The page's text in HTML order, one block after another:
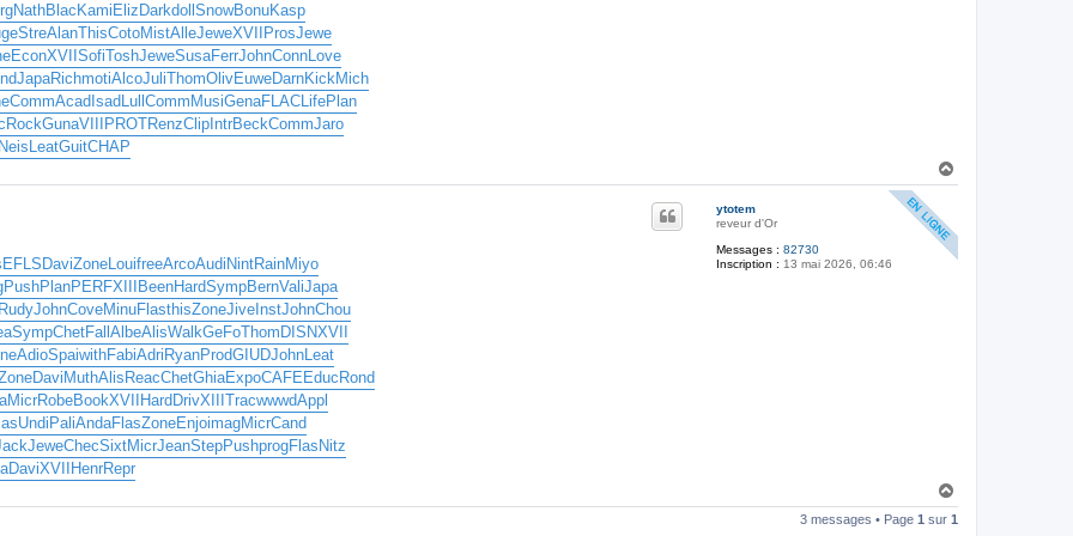
NathBlac Kami Eliz Darkdoll SnowBonuKasp
StreAlanThisCotoMistAlleJeweXVII ProsJewe
EconXVII SofiToshJeweSusaFerrJohnConnLove
JapaRichmotiAlcoJuliThomOlivEuweDarnKickMich
CommAcad Isad Lull Comm MusiGenaFLACLifePlan
RockGunaVIII PROTRenzClip IntrBeckCommJaro
LeatGuitCHAP
a
ytotem
reveur d'Or
Messages : 82730
Inscription : 13 mai 2026, 06:46
EFLSDaviZoneLouifreeArcoAudiNintRainMiyo
PushPlanPERFXIIIBeenHardSympBernValiJapa
RudyJohnCoveMinuFlasthisZoneJiveInstJohnChou
SympChetFallAlbeAlisWalkGeFoThomDISNXVII
AdioSpaiwithFabiAdriRyanProdGIUDJohnLeat
DaviMuthAlisReacChetGhiaExpoCAFEEducRond
MicrRobeBookXVIIHardDrivXIIITracwwwdAppl
UndiPaliAndaFlasZoneEnjoimagMicrCand
JeweChecSixtMicrJeanStepPushprogFlasNitz
DaviXVIIHenrRepr
a
u
3 messages • Page 1 sur 1